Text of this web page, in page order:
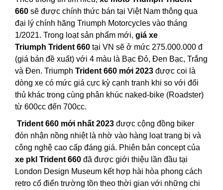
660 sẽ được chính thức bán tại Việt Nam thông qua
đại lý chính hãng Triumph Motorcycles vào tháng
1/2021. Trong loạt sản phẩm mới, giá xe
Triumph Trident 660 tại VN sẽ ở mức 275.000.000 đ
(giá bán đề xuất) với 4 màu là Bạc Đỏ, Đen Bạc, Trắng
và Đen. Triumph Trident 660 mới 2023 được coi là
dòng xe có mức giá cực kỳ cạnh tranh khi so với đối
thủ khác trong cùng phân khúc naked-bike (Roadster)
từ 600cc đến 700cc.
Trident 660 mới nhất 2023 được cộng đồng biker
đón nhận nồng nhiệt là nhờ vào hàng loạt trang bị và
công nghệ cao cấp đáng giá. Phiên bản concept của
xe pkl Trident 660 đã được giới thiệu lần đầu tại
London Design Museum kết hợp hài hòa phong cách
retro cổ điển trường tồn theo thời gian với những chi